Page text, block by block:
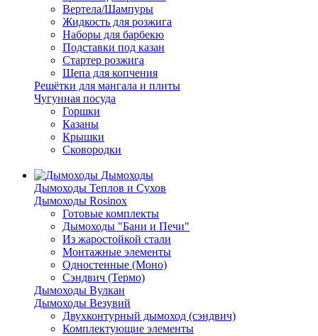
Вертела/Шампуры
Жидкость для розжига
Наборы для барбекю
Подставки под казан
Стартер розжига
Щепа для копчения
Решётки для мангала и плиты
Чугунная посуда
Горшки
Казаны
Крышки
Сковородки
Дымоходы
Дымоходы Теплов и Сухов
Дымоходы Rosinox
Готовые комплекты
Дымоходы "Бани и Печи"
Из жаростойкой стали
Монтажные элементы
Одностенные (Моно)
Сэндвич (Термо)
Дымоходы Вулкан
Дымоходы Везувий
Двухконтурный дымоход (сэндвич)
Комплектующие элементы